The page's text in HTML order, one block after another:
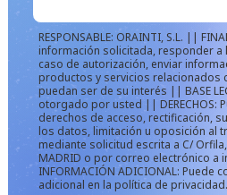
​OpenAI has
resea...
The top SEO & AI Search News of
TL;DR 👇 * ​OpenAI has introduced
December 01, 2025
OpenAI announces
Checkout and t...
RESPONSABLE: ORAINTI, S.L. ||
información solicitada, responder a
caso de autorización, enviar
productos y servicios relacionados
puedan ser de su interés || BASE
otorgado por usted || DERECHOS:
derechos de acceso, rectificación,
los datos, limitación u oposición al
mediante solicitud escrita a C/ Orfila,
MADRID o por correo electrónico a
INFORMACIÓN ADICIONAL: Puede
adicional en la política de privacidad.